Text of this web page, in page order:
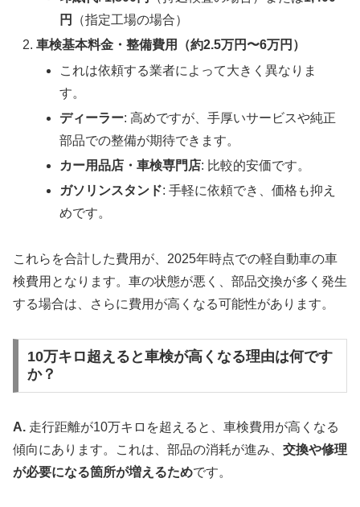
円
（指定工場の場合）
車検基本料金・整備費用（約2.5万円〜6万円）
これは依頼する業者によって大きく異なりま
す。
ディーラー: 高めですが、手厚いサービスや純正
部品での整備が期待できます。
カー用品店・車検専門店: 比較的安価です。
ガソリンスタンド: 手軽に依頼でき、価格も抑え
めです。
これらを合計した費用が、2025年時点での軽自動車の車
検費用となります。車の状態が悪く、部品交換が多く発生
する場合は、さらに費用が高くなる可能性があります。
10万キロ超えると車検が高くなる理由は何です
か？
A. 走行距離が10万キロを超えると、車検費用が高くなる
傾向にあります。これは、部品の消耗が進み、 交換や修理
が必要になる箇所が増えるためです。